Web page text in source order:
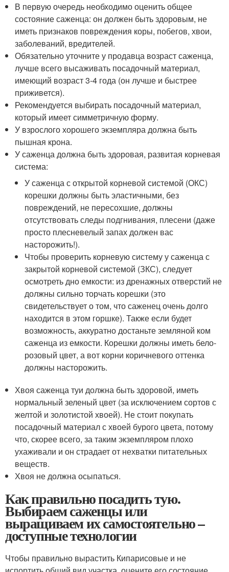
В первую очередь необходимо оценить общее
состояние саженца: он должен быть здоровым, не
иметь признаков повреждения коры, побегов, хвои,
заболеваний, вредителей.
Обязательно уточните у продавца возраст саженца,
лучше всего высаживать посадочный материал,
имеющий возраст 3-4 года (он лучше и быстрее
приживется).
Рекомендуется выбирать посадочный материал,
который имеет симметричную форму.
У взрослого хорошего экземпляра должна быть
пышная крона.
У саженца должна быть здоровая, развитая корневая
система:
У саженца с открытой корневой системой (ОКС)
корешки должны быть эластичными, без
повреждений, не пересохшие, должны
отсутствовать следы подгнивания, плесени (даже
просто плесневелый запах должен вас
насторожить!).
Чтобы проверить корневую систему у саженца с
закрытой корневой системой (ЗКС), следует
осмотреть дно емкости: из дренажных отверстий не
должны сильно торчать корешки (это
свидетельствует о том, что саженец очень долго
находится в этом горшке). Также если будет
возможность, аккуратно достаньте земляной ком
саженца из емкости. Корешки должны иметь бело-
розовый цвет, а вот корни коричневого оттенка
должны насторожить.
Хвоя саженца туи должна быть здоровой, иметь
нормальный зеленый цвет (за исключением сортов с
желтой и золотистой хвоей). Не стоит покупать
посадочный материал с хвоей бурого цвета, потому
что, скорее всего, за таким экземпляром плохо
ухаживали и он страдает от нехватки питательных
веществ.
Хвоя не должна осыпаться.
Как правильно посадить тую.
Выбираем саженцы или
выращиваем их самостоятельно –
доступные технологии
Чтобы правильно вырастить Кипарисовые и не